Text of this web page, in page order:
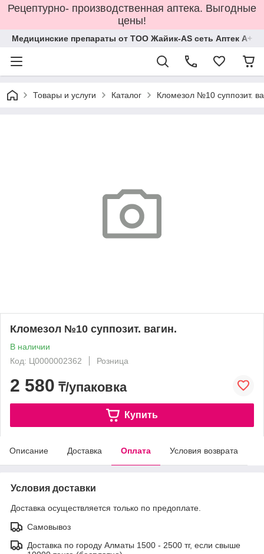
Рецептурно- производственная аптека. Выгодные
цены!
Медицинские препараты от ТОО Жайик-AS сеть Аптек А+
Товары и услуги Каталог Кломезол №10 суппозит.
Кломезол №10 суппозит. вагин.
В наличии
Код: Ц0000002362
Розница
2 580 ₸/упаковка
Купить
Описание Доставка Оплата Условия возврата
Условия доставки
Доставка осуществляется только по предоплате.
Самовывоз
Доставка по городу Алматы 1500 - 2500 тг, если свыше